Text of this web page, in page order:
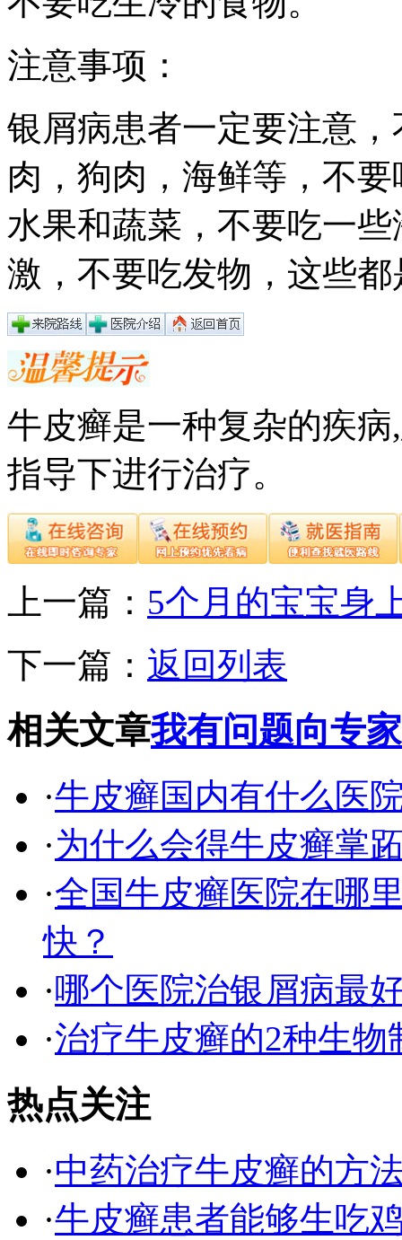
注意事项：
银屑病患者一定要注意
肉，狗肉，海鲜等，不
水果和蔬菜，不要吃一
激，不要吃发物，这些
牛皮癣是一种复杂的疾
指导下进行治疗。
上一篇： 5个月的宝宝身
下一篇： 返回列表
相关文章我有问题向专
·牛皮癣国内有什么医
·为什么会得牛皮癣掌
·全国牛皮癣医院在哪
快？
·哪个医院治银屑病最
·治疗牛皮癣的2种生物
热点关注
·中药治疗牛皮癣的方
·牛皮癣患者能够生吃